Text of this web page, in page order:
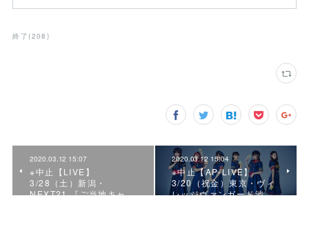
終了 (208 )
2020.03.12 15:07
※中止【LIVE】
3/28（土）新潟・
NEXT21 『ご当地キャ…
2020.03.12 15:04
※中止【AP-LIVE】
3/20（祝金）東京・ヴィ
レッジヴァンガード渋…